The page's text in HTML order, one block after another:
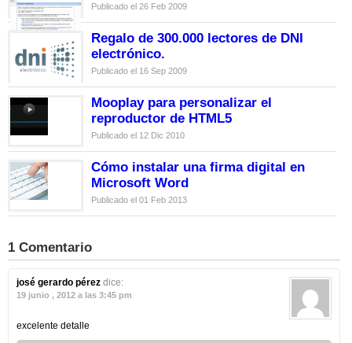
Publicado el 26 Feb 2009
Regalo de 300.000 lectores de DNI
electrónico.
Publicado el 16 Sep 2009
Mooplay para personalizar el
reproductor de HTML5
Publicado el 12 Dic 2010
Cómo instalar una firma digital en
Microsoft Word
Publicado el 01 Feb 2013
1 Comentario
josé gerardo pérez dice:
19 junio , 2012 a las 3:45 pm
excelente detalle